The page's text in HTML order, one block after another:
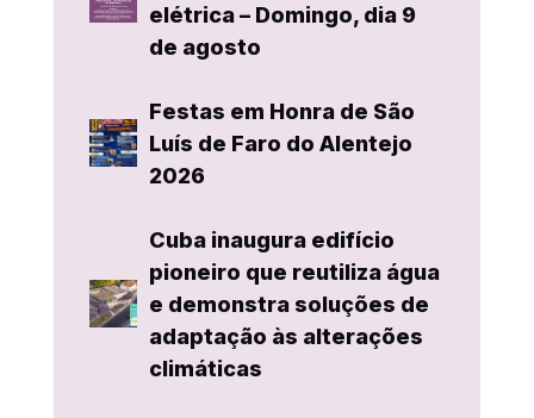
elétrica – Domingo, dia 9
de agosto
Festas em Honra de São
Luís de Faro do Alentejo
2026
Cuba inaugura edifício
pioneiro que reutiliza água
e demonstra soluções de
adaptação às alterações
climáticas